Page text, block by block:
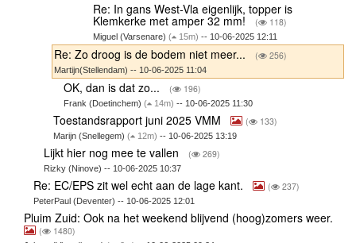
Re: In gans West-Vla eigenlijk, topper is
Klemkerke met amper 32 mm! ( 118)
Miguel (Varsenare)( 15m) -- 10-06-2025 12:11
Re: Zo droog is de bodem niet meer... ( 256)
Martijn(Stellendam) -- 10-06-2025 11:04
OK, dan is dat zo... ( 196)
Frank (Doetinchem) ( 14m) -- 10-06-2025 11:30
Toestandsrapport juni 2025 VMM ( 133)
Marijn (Snellegem)( 12m) -- 10-06-2025 13:19
Lijkt hier nog mee te vallen ( 269)
Rizky (Ninove) -- 10-06-2025 10:37
Re: EC/EPS zit wel echt aan de lage kant. ( 237)
PeterPaul (Deventer) -- 10-06-2025 12:01
Pluim Zuid: Ook na het weekend blijvend (hoog)zomers weer.
( 1480)